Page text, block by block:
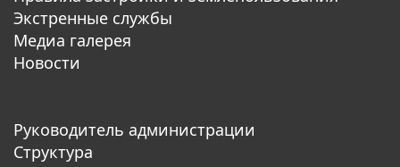
Экстренные службы
Медиа галерея
Новости
Руководитель администрации
Структура